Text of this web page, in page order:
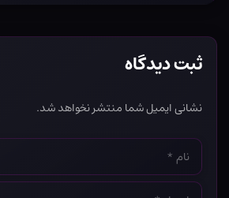
ثبت دیدگاه
نشانی ایمیل شما منتشر نخواهد شد.
نام
*
ایمیل